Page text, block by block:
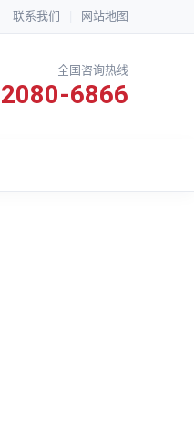
联系我们 网站地图
全国咨询热线
6866